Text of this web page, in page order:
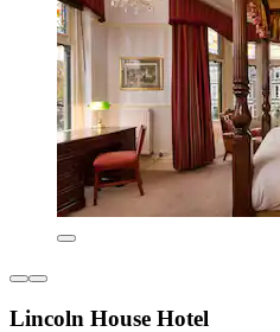
Lincoln House Hotel